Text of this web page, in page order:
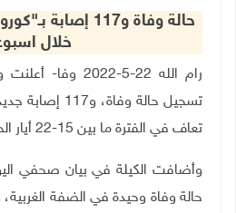
خلال
رام الله 22-5-
تعاف في الفترة ما بين 15-22 أيار الجاري.
وأضافت الكيلة في بيان صحفي